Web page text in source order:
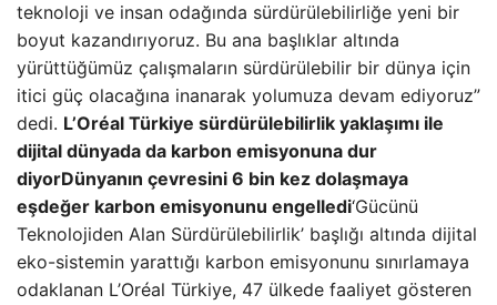
teknoloji ve insan odağında sürdürülebilirliğe yeni bir
boyut kazandırıyoruz. Bu ana başlıklar altında
yürüttüğümüz çalışmaların sürdürülebilir bir dünya için
itici güç olacağına inanarak yolumuza devam ediyoruz”
dedi. L’Oréal Türkiye sürdürülebilirlik yaklaşımı ile
dijital dünyada da karbon emisyonuna dur
diyorDünyanın çevresini 6 bin kez dolaşmaya
eşdeğer karbon emisyonunu engelledi‘Gücünü
Teknolojiden Alan Sürdürülebilirlik’ başlığı altında dijital
eko-sistemin yarattığı karbon emisyonunu sınırlamaya
odaklanan L’Oréal Türkiye, 47 ülkede faaliyet gösteren